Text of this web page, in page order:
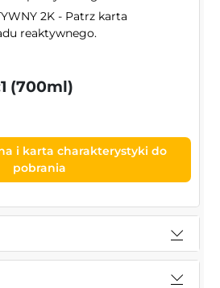
2K - Patrz karta
reaktywnego.
(700ml)
i karta charakterystyki do
pobrania